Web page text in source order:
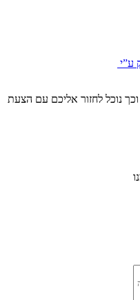
ע”י
נוכל לחזור אליכם עם הצעת